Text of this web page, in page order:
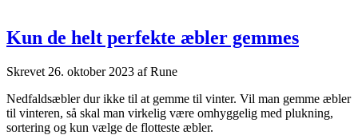
Kun de helt perfekte æbler gemmes
Skrevet 26. oktober 2023 afRune
Nedfaldsæbler dur ikke til at gemme til vinter. Vil man gemme æbler
til vinteren, så skal man virkelig være omhyggelig med plukning,
sortering og kun vælge de flotteste æbler.